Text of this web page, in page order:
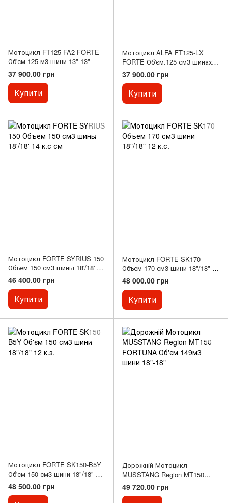
Мотоцикл FT125-FA2 FORTE
Об'єм 125 м3 шини 13"-13"
37 900.00 грн
Купити
Мотоцикл ALFA FT125-LX
FORTE Об'єм.125 см3 шинах
13"/13"
37 900.00 грн
Купити
Мотоцикл FORTE SYRIUS 150
Объем 150 см3 шины 18'/18' 14
к.с см
46 400.00 грн
Купити
Мотоцикл FORTE SK170
Объем 170 см3 шини 18"/18" 12
к.с.
48 000.00 грн
Купити
Мотоцикл FORTE SK150-B5Y
Об'єм 150 см3 шини 18"/18" 12
к.з.
48 500.00 грн
Дорожній Мотоцикл
MUSSTANG Region MT150
FORTUNA Об'єм 149м3 шини
18"-18"
49 720.00 грн